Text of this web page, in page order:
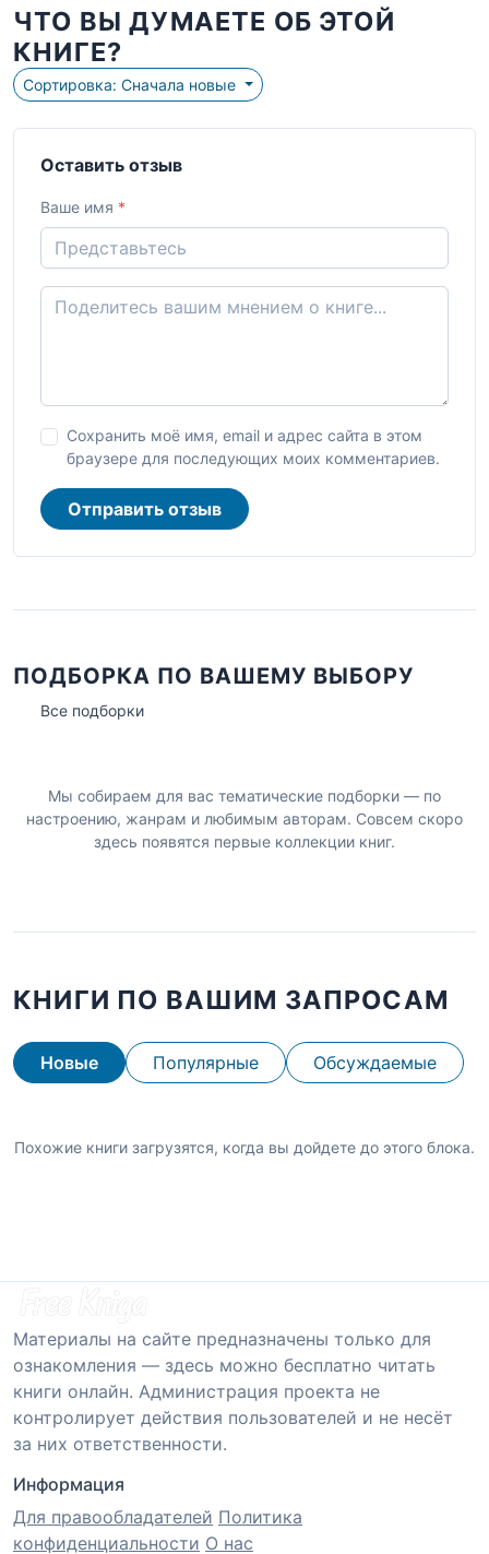
ЧТО ВЫ ДУМАЕТЕ ОБ ЭТОЙ
КНИГЕ?
Сортировка: Сначала новые
Оставить отзыв
Ваше имя *
Сохранить моё имя, email и адрес сайта в этом
браузере для последующих моих комментариев.
Отправить отзыв
ПОДБОРКА ПО ВАШЕМУ ВЫБОРУ
Все подборки
Мы собираем для вас тематические подборки — по
настроению, жанрам и любимым авторам. Совсем скоро
здесь появятся первые коллекции книг.
КНИГИ ПО ВАШИМ ЗАПРОСАМ
Новые Популярные Обсуждаемые
Похожие книги загрузятся, когда вы дойдете до этого блока.
Материалы на сайте предназначены только для
ознакомления — здесь можно бесплатно читать
книги онлайн. Администрация проекта не
контролирует действия пользователей и не несёт
за них ответственности.
Информация
Для правообладателей Политика
конфиденциальности О нас